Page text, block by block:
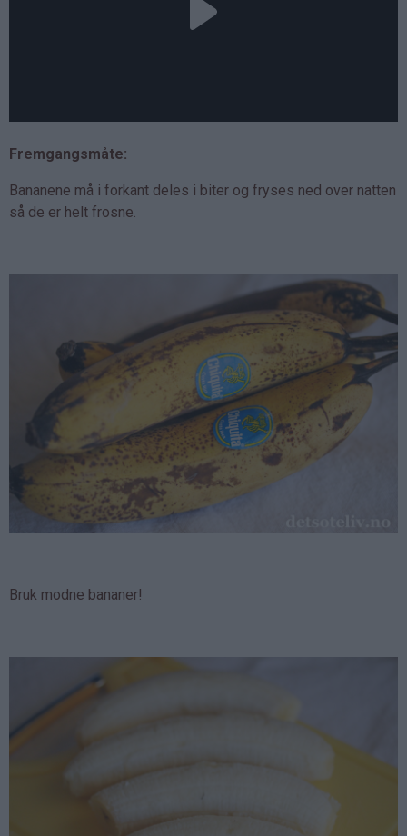
Fremgangsmåte:
Bananene må i forkant deles i biter og fryses ned over natten
så de er helt frosne.
Bruk modne bananer!